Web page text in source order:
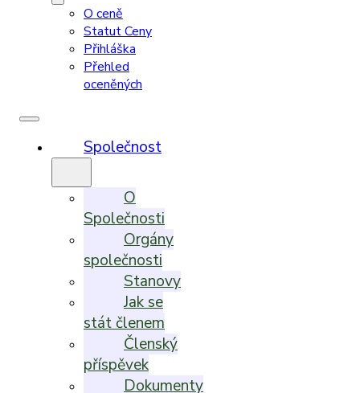
O ceně
Statut Ceny
Přihláška
Přehled
oceněných
Společnost
O
Společnosti
Orgány
společnosti
Stanovy
Jak se
stát členem
Členský
příspěvek
Dokumenty